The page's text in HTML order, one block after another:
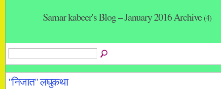
Samar kabeer's Blog – January 2016 Archive(4)
"निजात" लघुकथा